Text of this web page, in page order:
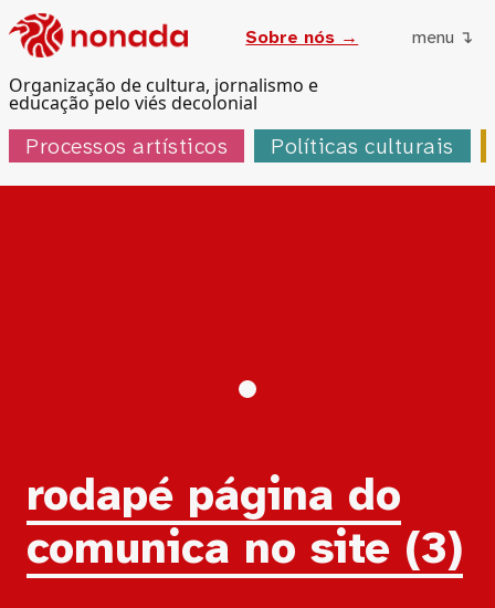
Organização de cultura, jornalismo e
educação pelo viés decolonial
Sobre nós → menu ↴
Processos artísticos Políticas culturais
rodapé página do
comunica no site (3)